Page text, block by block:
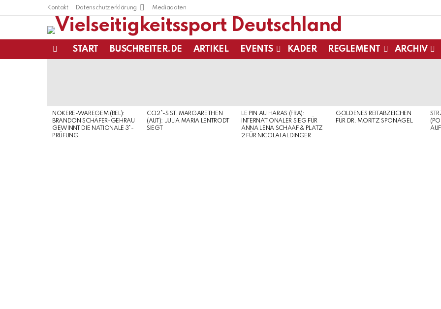
Kontakt Datenschutzerklärung Mediadaten
START BUSCHREITER.DE ARTIKEL EVENTS KADER REGLEMENT ARCHIV
NOKERE-WAREGEM (BEL):
BRANDON SCHÄFER-GEHRAU
GEWINNT DIE NATIONALE 3*-
PRÜFUNG
CCI2*-S ST. MARGARETHEN
(AUT): JULIA MARIA LENTRODT
SIEGT
LE PIN AU HARAS (FRA):
INTERNATIONALER SIEG FÜR
ANNA LENA SCHAAF & PLATZ
2 FÜR NICOLAI ALDINGER
GOLDENES REITABZEICHEN
FÜR DR. MORITZ SPONAGEL